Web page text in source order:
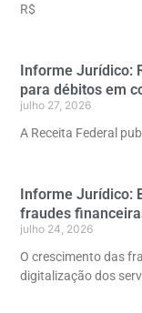
R$
Informe Jurídico:
para débitos em
julho 27, 2026
A Receita Federal
Informe Jurídico:
fraudes
julho 24, 2026
O crescimento das
digitalização dos